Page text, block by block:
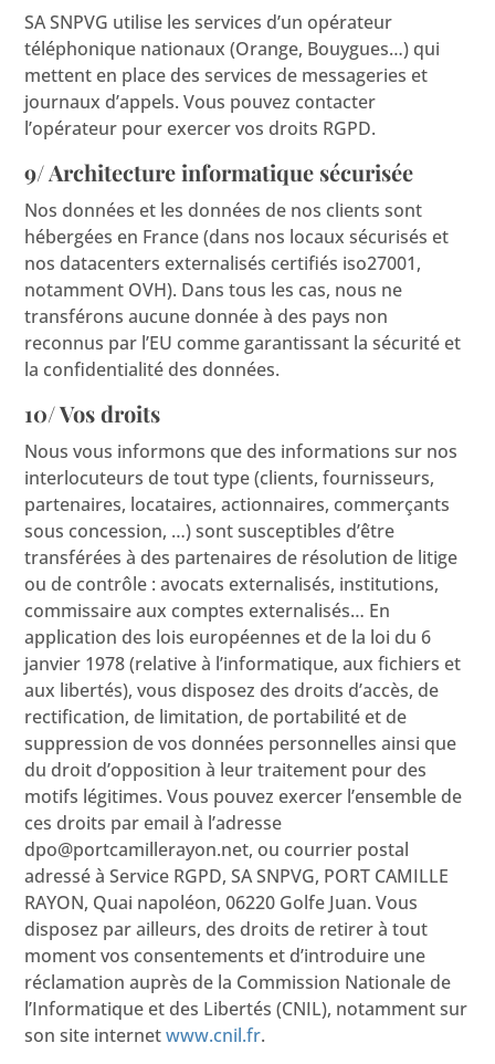
SA SNPVG utilise les services d’un opérateur
téléphonique nationaux (Orange, Bouygues…) qui
mettent en place des services de messageries et
journaux d’appels. Vous pouvez contacter
l’opérateur pour exercer vos droits RGPD.
9/ Architecture informatique sécurisée
Nos données et les données de nos clients sont
hébergées en France (dans nos locaux sécurisés et
nos datacenters externalisés certifiés iso27001,
notamment OVH). Dans tous les cas, nous ne
transférons aucune donnée à des pays non
reconnus par l’EU comme garantissant la sécurité et
la confidentialité des données.
10/ Vos droits
Nous vous informons que des informations sur nos
interlocuteurs de tout type (clients, fournisseurs,
partenaires, locataires, actionnaires, commerçants
sous concession, …) sont susceptibles d’être
transférées à des partenaires de résolution de litige
ou de contrôle : avocats externalisés, institutions,
commissaire aux comptes externalisés… En
application des lois européennes et de la loi du 6
janvier 1978 (relative à l’informatique, aux fichiers et
aux libertés), vous disposez des droits d’accès, de
rectification, de limitation, de portabilité et de
suppression de vos données personnelles ainsi que
du droit d’opposition à leur traitement pour des
motifs légitimes. Vous pouvez exercer l’ensemble de
ces droits par email à l’adresse
dpo@portcamillerayon.net, ou courrier postal
adressé à Service RGPD, SA SNPVG, PORT CAMILLE
RAYON, Quai napoléon, 06220 Golfe Juan. Vous
disposez par ailleurs, des droits de retirer à tout
moment vos consentements et d’introduire une
réclamation auprès de la Commission Nationale de
l’Informatique et des Libertés (CNIL), notamment sur
son site internetwww.cnil.fr.